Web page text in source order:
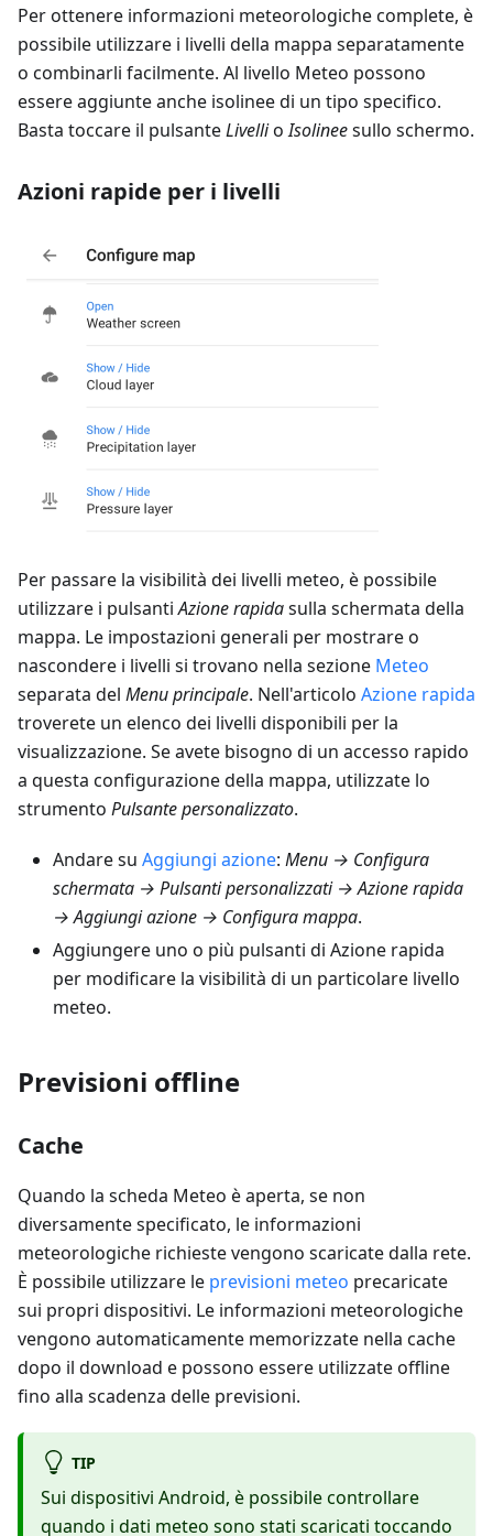
Per ottenere informazioni meteorologiche complete, è
possibile utilizzare i livelli della mappa separatamente
o combinarli facilmente. Al livello Meteo possono
essere aggiunte anche isolinee di un tipo specifico.
Basta toccare il pulsanteLivellioIsolineesullo schermo.
Azioni rapide per i livelli
Per passare la visibilità dei livelli meteo, è possibile
utilizzare i pulsantiAzione rapidasulla schermata della
mappa. Le impostazioni generali per mostrare o
nascondere i livelli si trovano nella sezione Meteo
separata del Menu principale. Nell'articolo Azione rapida
troverete un elenco dei livelli disponibili per la
visualizzazione. Se avete bisogno di un accesso rapido
a questa configurazione della mappa, utilizzate lo
strumento Pulsante personalizzato.
Andare su Aggiungi azione: Menu → Configura
schermata → Pulsanti personalizzati → Azione rapida
→ Aggiungi azione → Configura mappa.
Aggiungere uno o più pulsanti di Azione rapida
per modificare la visibilità di un particolare livello
meteo.
Previsioni offline
Cache
Quando la scheda Meteo è aperta, se non
diversamente specificato, le informazioni
meteorologiche richieste vengono scaricate dalla rete.
È possibile utilizzare le previsioni meteo precaricate
sui propri dispositivi. Le informazioni meteorologiche
vengono automaticamente memorizzate nella cache
dopo il download e possono essere utilizzate offline
fino alla scadenza delle previsioni.
TIP
Sui dispositivi Android, è possibile controllare
quando i dati meteo sono stati scaricati toccando